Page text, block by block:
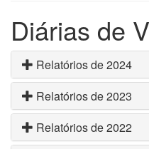
Diárias de
Relatórios de 2024
Relatórios de 2023
Relatórios de 2022